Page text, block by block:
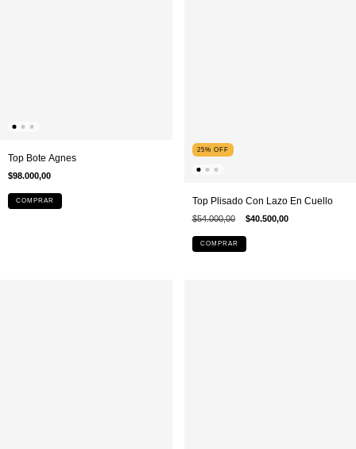
Top Bote Agnes
$98.000,00
COMPRAR
25% OFF
Top Plisado Con Lazo En Cuello
$54.000,00 $40.500,00
COMPRAR